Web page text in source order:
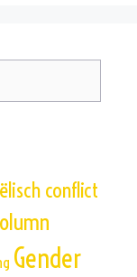
conflict
Gender